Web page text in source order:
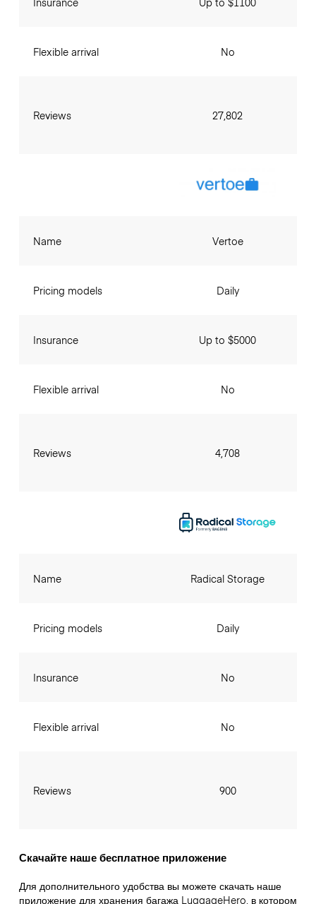
Flexible arrival
Reviews
No
27,802
Name
Pricing models
Insurance
Flexible arrival
Reviews
Vertoe
Daily
Up to $5000
No
4,708
Name
Pricing models
Insurance
Flexible arrival
Reviews
Radical Storage
Daily
No
No
900
Скачайте наше бесплатное приложение
Для дополнительного удобства вы можете скачать наше
приложение для хранения багажа LuggageHero, в котором